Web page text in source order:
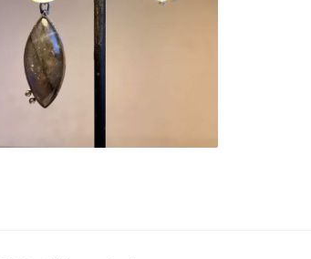
ASSIMÉTRICOS
LABRADORITE